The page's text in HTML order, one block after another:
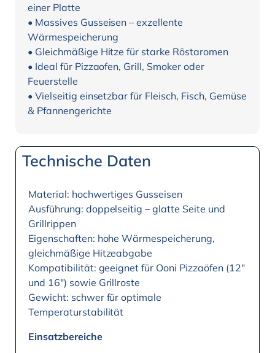
einer Platte
• Massives Gusseisen – exzellente
Wärmespeicherung
• Gleichmäßige Hitze für starke Röstaromen
• Ideal für Pizzaofen, Grill, Smoker oder
Feuerstelle
• Vielseitig einsetzbar für Fleisch, Fisch, Gemüse
& Pfannengerichte
Technische Daten
Material: hochwertiges Gusseisen
Ausführung: doppelseitig – glatte Seite und
Grillrippen
Eigenschaften: hohe Wärmespeicherung,
gleichmäßige Hitzeabgabe
Kompatibilität: geeignet für Ooni Pizzaöfen (12″
und 16″) sowie Grillroste
Gewicht: schwer für optimale
Temperaturstabilität
Einsatzbereiche